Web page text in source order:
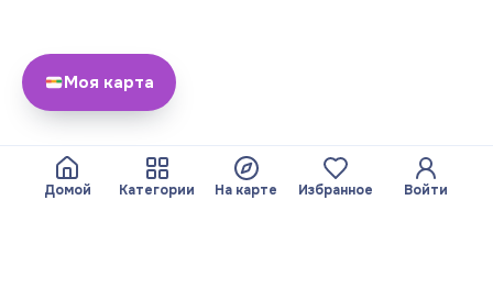
Домой Категории На карте Избранное Войти
Моя карта